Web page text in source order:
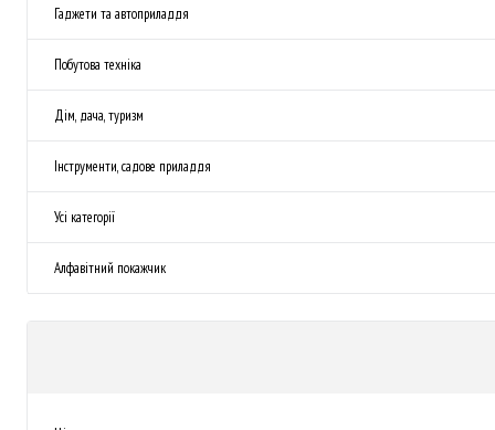
Гаджети та автоприладдя
Побутова техніка
Дім, дача, туризм
Інструменти, садове приладдя
Усі категорії
Алфавітний покажчик